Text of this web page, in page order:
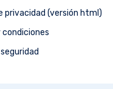
privacidad (versión html)
condiciones